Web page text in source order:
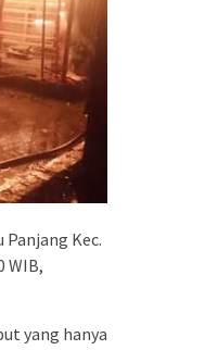
Kec.
WIB,
yang hanya